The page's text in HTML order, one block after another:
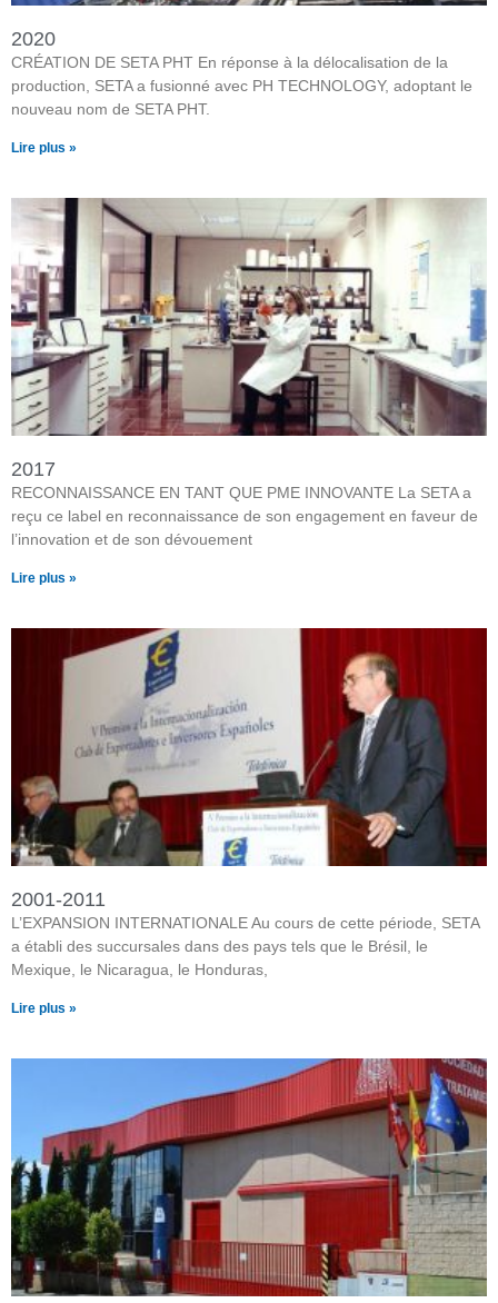
2020
CRÉATION DE SETA PHT En réponse à la délocalisation de la
production, SETA a fusionné avec PH TECHNOLOGY, adoptant le
nouveau nom de SETA PHT.
Lire plus »
2017
RECONNAISSANCE EN TANT QUE PME INNOVANTE La SETA a
reçu ce label en reconnaissance de son engagement en faveur de
l’innovation et de son dévouement
Lire plus »
2001-2011
L’EXPANSION INTERNATIONALE Au cours de cette période, SETA
a établi des succursales dans des pays tels que le Brésil, le
Mexique, le Nicaragua, le Honduras,
Lire plus »